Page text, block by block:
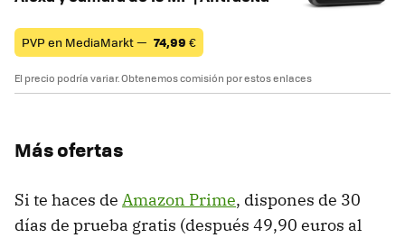
PVP en MediaMarkt — 74,99 €
El precio podría variar. Obtenemos comisión por estos enlaces
Más ofertas
Si te haces de Amazon Prime, dispones de 30
días de prueba gratis (después 49,90 euros al